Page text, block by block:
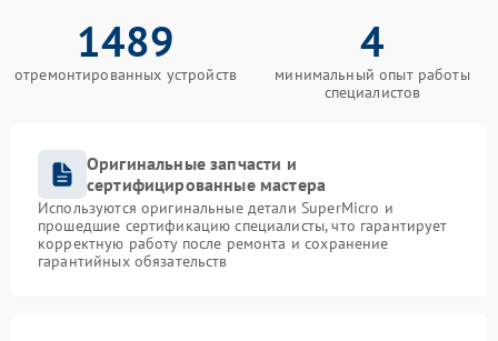
1489
отремонтированных устройств
4
минимальный опыт работы
специалистов
Оригинальные запчасти и
сертифицированные мастера
Используются оригинальные детали SuperMicro и
прошедшие сертификацию специалисты, что гарантирует
корректную работу после ремонта и сохранение
гарантийных обязательств